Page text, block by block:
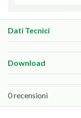
Dati Tecnici
Download
0 recensioni